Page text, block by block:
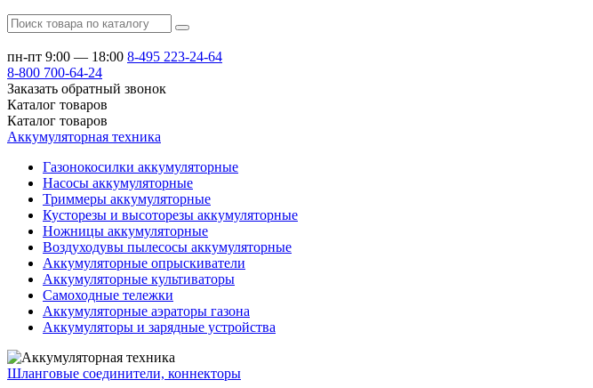
пн-пт 9:00 — 18:00 8-495 223-24-64
8-800 700-64-24
Заказать обратный звонок
Каталог товаров
Каталог товаров
Аккумуляторная техника
Газонокосилки аккумуляторные
Насосы аккумуляторные
Триммеры аккумуляторные
Кусторезы и высоторезы аккумуляторные
Ножницы аккумуляторные
Воздуходувы пылесосы аккумуляторные
Аккумуляторные опрыскиватели
Аккумуляторные культиваторы
Самоходные тележки
Аккумуляторные аэраторы газона
Аккумуляторы и зарядные устройства
Шланговые соединители, коннекторы